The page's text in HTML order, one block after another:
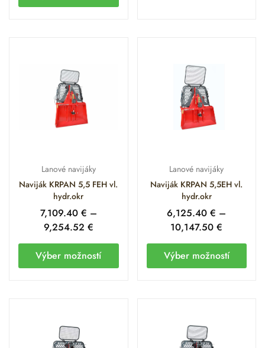
Lanové navijáky
Naviják KRPAN 5,5 FEH vl.
hydr.okr
7,109.40 € –
9,254.52 €
Výber možností
Lanové navijáky
Naviják KRPAN 5,5EH vl.
hydr.okr
6,125.40€ –
10,147.50€
Výber možností